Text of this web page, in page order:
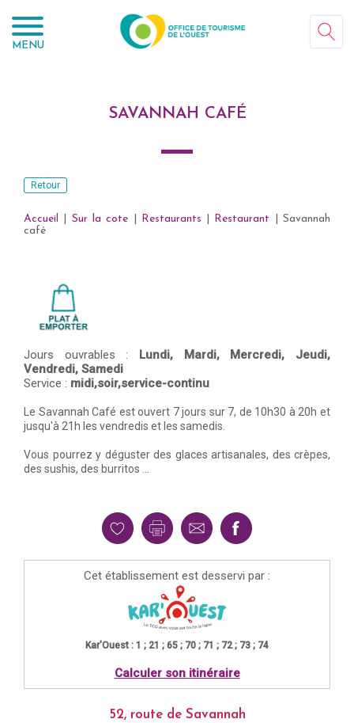
MENU
SAVANNAH CAFÉ
Retour
Accueil Sur la cote Restaurants Restaurant |Savannah
café
Jours ouvrables : Lundi, Mardi, Mercredi, Jeudi,
Vendredi, Samedi
Service : midi,soir,service-continu
Le Savannah Café est ouvert 7 jours sur 7, de 10h30 à 20h et
jusqu'à 21h les vendredis et les samedis.
Vous pourrez y déguster des glaces artisanales, des crèpes,
des sushis, des burritos ...
Cet établissement est desservi par :
Kar'Ouest : 1 ; 21 ; 65 ; 70 ; 71 ; 72 ; 73 ; 74
Calculer son itinéraire
52, route de Savannah